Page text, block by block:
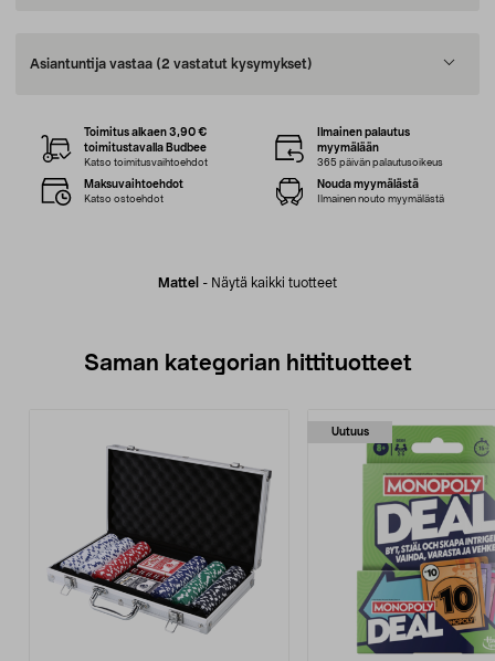
Asiantuntija vastaa (2 vastatut kysymykset)
Mattel - Näytä kaikki tuotteet
Toimitus alkaen 3,90 €
toimitustavalla Budbee
Katso toimitusvaihtoehdot
Ilmainen palautus
myymälään
365 päivän palautusoikeus
Maksuvaihtoehdot
Katso ostoehdot
Nouda myymälästä
Ilmainen nouto myymälästä
Saman kategorian hittituotteet
Uutuus